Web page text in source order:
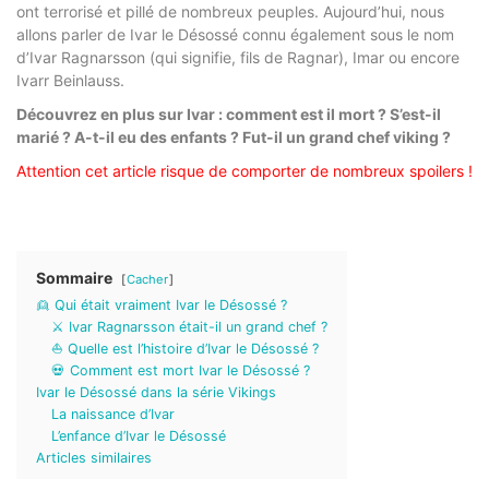
ont terrorisé et pillé de nombreux peuples. Aujourd’hui, nous
allons parler de Ivar le Désossé connu également sous le nom
d’Ivar Ragnarsson (qui signifie, fils de Ragnar), Imar ou encore
Ivarr Beinlauss.
Découvrez en plus sur Ivar : comment est il mort ? S’est-il
marié ? A-t-il eu des enfants ? Fut-il un grand chef viking ?
Attention cet article risque de comporter de nombreux spoilers !
Sommaire Cacher
👱 Qui était vraiment Ivar le Désossé ?
⚔️ Ivar Ragnarsson était-il un grand chef ?
⛵ Quelle est l’histoire d’Ivar le Désossé ?
💀 Comment est mort Ivar le Désossé ?
Ivar le Désossé dans la série Vikings
La naissance d’Ivar
L’enfance d’Ivar le Désossé
Articles similaires